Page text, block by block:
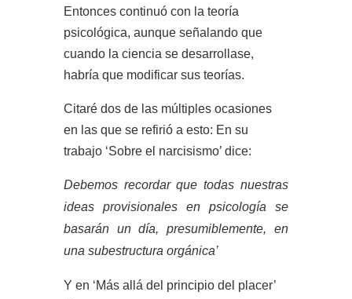
Entonces continuó con la teoría
psicológica, aunque señalando que
cuando la ciencia se desarrollase,
habría que modificar sus teorías.
Citaré dos de las múltiples ocasiones
en las que se refirió a esto: En su
trabajo ‘Sobre el narcisismo’ dice:
Debemos recordar que todas nuestras
ideas provisionales en psicología se
basarán un día, presumiblemente, en
una subestructura orgánica’
Y en ‘Más allá del principio del placer’